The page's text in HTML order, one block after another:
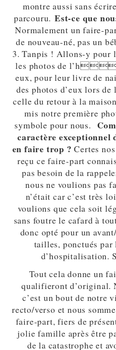
montre aussi sans
parcouru.Est-ce que
Normalement un faire-
de nouveau-né, pas un
3. Tanpis ! Allons-y pour
les photos de
eux, pour leur livre de
des photos d’eux lors de
celle du retour à la
mis notre première
symbole pour nous.
caractère exceptionnel
en faire trop ? Certes
reçu ce faire-part
pas besoin de la
nous ne voulions pas
n’était car c’est très
voulions que cela soit
sans foutre le cafard à
donc opté pour un
tailles, ponctués
d’hospitalisation.
Tout cela donne un
qualifieront d’original.
c’est un bout de notre
recto/verso et nous
faire-part, fiers de
jolie famille après être
de la catastrophe et